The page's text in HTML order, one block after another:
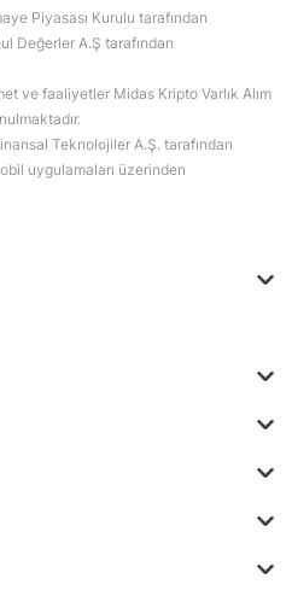
Piyasası Kurulu tarafından
Değerler A.Ş tarafından
ve faaliyetler Midas Kripto Varlık Alım
Teknolojiler A.Ş. tarafından
uygulamaları üzerinden